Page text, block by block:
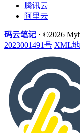
腾讯云
阿里云
码云笔记 · ©2026
2023001491号 XML